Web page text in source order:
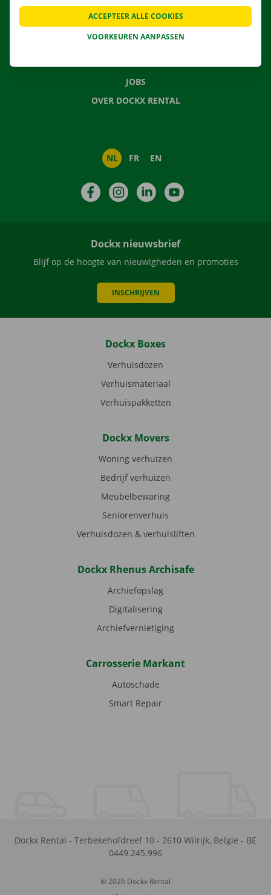
CONTACTEER ONS
VEELGESTELDE VRAGEN
JOBS
OVER DOCKX RENTAL
NL FR EN
FacebookInstagramLinkedIn
Dockx nieuwsbrief
Blijf op de hoogte van nieuwigheden en promoties
INSCHRIJVEN
Dockx Boxes
Verhuisdozen
Verhuismateriaal
Verhuispakketten
Dockx Movers
Woning verhuizen
Bedrijf verhuizen
Meubelbewaring
Seniorenverhuis
Verhuisdozen & verhuisliften
Dockx Rhenus Archisafe
Archiefopslag
Digitalisering
Archiefvernietiging
Carrosserie Markant
Autoschade
Smart Repair
Dockx Rental - Terbekehofdreef 10 - 2610 Wilrijk, België - BE
0449.245.996
© 2026 Dockx Rental
VOORKEUREN AANPASSEN
ACCEPTEER ALLE COOKIES